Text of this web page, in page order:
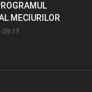
MECIURILOR
09:13